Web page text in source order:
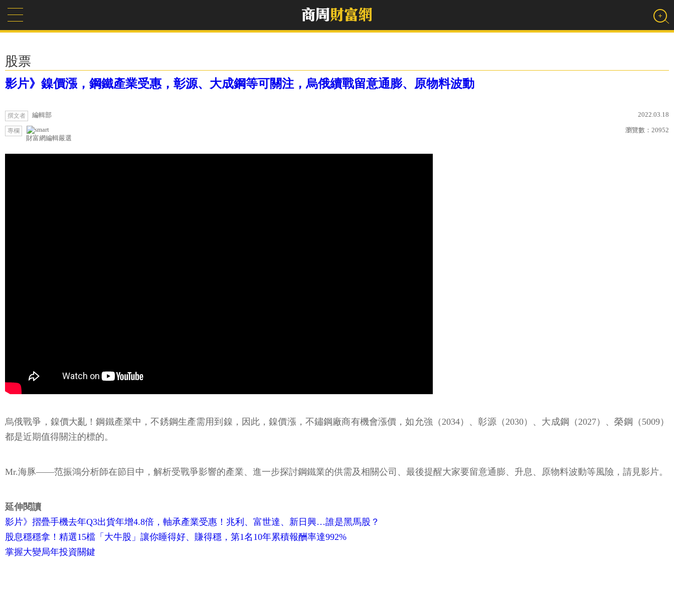
股票
影片》鎳價漲，鋼鐵產業受惠，彰源、大成鋼等可關注，烏俄續戰留意通膨、原物料波動
撰文者 編輯部 2022.03.18
專欄
財富網編輯嚴選
瀏覽數： 20952
烏俄戰爭，鎳價大亂！鋼鐵產業中，不銹鋼生產需用到鎳，因此，鎳價漲，不鏽鋼廠商有機會漲價，如允強（2034）、彰源（2030）、大成鋼（2027）、榮鋼（5009）
都是近期值得關注的標的。
Mr.海豚——范振鴻分析師在節目中，解析受戰爭影響的產業、進一步探討鋼鐵業的供需及相關公司、最後提醒大家要留意通膨、升息、原物料波動等風險，請見影片。
延伸閱讀
影片》摺疊手機去年Q3出貨年增4.8倍，軸承產業受惠！兆利、富世達、新日興…誰是黑馬股？
股息穩穩拿！精選15檔「大牛股」讓你睡得好、賺得穩，第1名10年累積報酬率達992%
掌握大變局年投資關鍵